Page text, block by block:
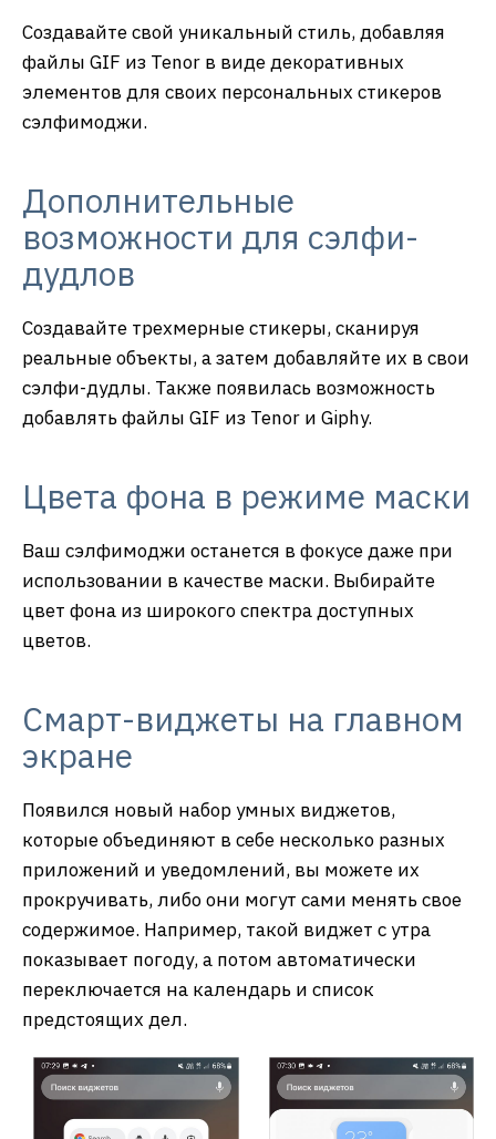
Создавайте свой уникальный стиль, добавляя
файлы GIF из Tenor в виде декоративных
элементов для своих персональных стикеров
сэлфимоджи.
Дополнительные
возможности для сэлфи-
дудлов
Создавайте трехмерные стикеры, сканируя
реальные объекты, а затем добавляйте их в свои
сэлфи-дудлы. Также появилась возможность
добавлять файлы GIF из Tenor и Giphy.
Цвета фона в режиме маски
Ваш сэлфимоджи останется в фокусе даже при
использовании в качестве маски. Выбирайте
цвет фона из широкого спектра доступных
цветов.
Смарт-виджеты на главном
экране
Появился новый набор умных виджетов,
которые объединяют в себе несколько разных
приложений и уведомлений, вы можете их
прокручивать, либо они могут сами менять свое
содержимое. Например, такой виджет с утра
показывает погоду, а потом автоматически
переключается на календарь и список
предстоящих дел.